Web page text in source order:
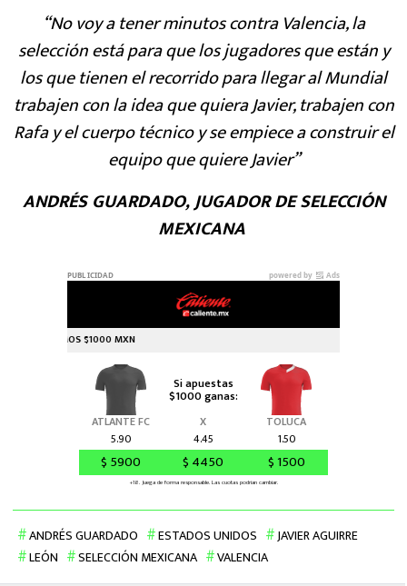
“No voy a tener minutos contra Valencia, la
selección está para que los jugadores que están y
los que tienen el recorrido para llegar al Mundial
trabajen con la idea que quiera Javier, trabajen con
Rafa y el cuerpo técnico y se empiece a construir el
equipo que quiere Javier”
ANDRÉS GUARDADO, JUGADOR DE SELECCIÓN
MEXICANA
ANDRÉS GUARDADO ESTADOS UNIDOS
JAVIER AGUIRRE
LEÓN
SELECCIÓN MEXICANA VALENCIA